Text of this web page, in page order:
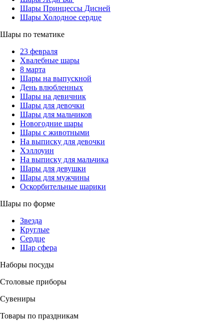
Шары Принцессы Дисней
Шары Холодное сердце
Шары по тематике
23 февраля
Хвалебные шары
8 марта
Шары на выпускной
День влюбленных
Шары на девичник
Шары для девочки
Шары для мальчиков
Новогодние шары
Шары с животными
На выписку для девочки
Хэллоуин
На выписку для мальчика
Шары для девушки
Шары для мужчины
Оскорбительные шарики
Шары по форме
Звезда
Круглые
Сердце
Шар сфера
Наборы посуды
Столовые приборы
Сувениры
Товары по праздникам